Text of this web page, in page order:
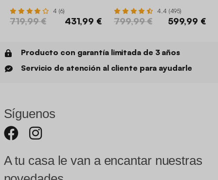
4 (6)
719,99 € 431,99 €
4.4 (495)
799,99 € 599,99 €
Producto con garantía limitada de 3 años
Servicio de atención al cliente para ayudarle
Síguenos
A tu casa le van a encantar nuestras